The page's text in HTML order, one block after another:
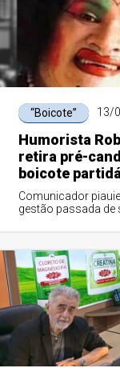
“Boicote” 13/
Humorista
retira pré-
boicote
Comunicador
gestão passada de